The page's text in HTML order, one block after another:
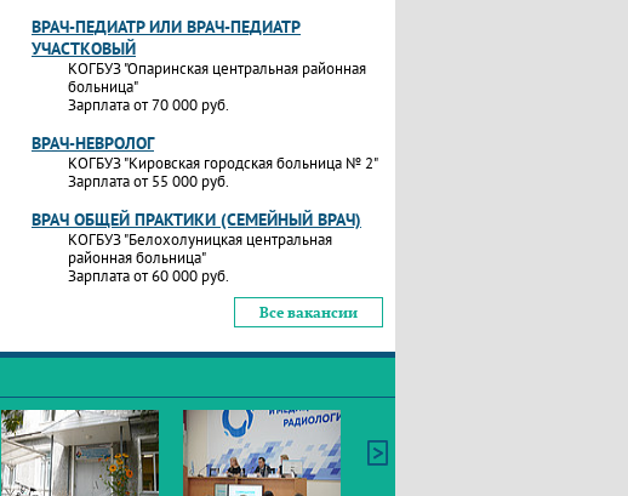
ВРАЧ-ПЕДИАТР ИЛИ ВРАЧ-ПЕДИАТР
УЧАСТКОВЫЙ
КОГБУЗ "Опаринская центральная районная
больница"
Зарплата от 70 000 руб.
ВРАЧ-НЕВРОЛОГ
КОГБУЗ "Кировская городская больница № 2"
Зарплата от 55 000 руб.
ВРАЧ ОБЩЕЙ ПРАКТИКИ (СЕМЕЙНЫЙ ВРАЧ)
КОГБУЗ "Белохолуницкая центральная
районная больница"
Зарплата от 60 000 руб.
Все вакансии